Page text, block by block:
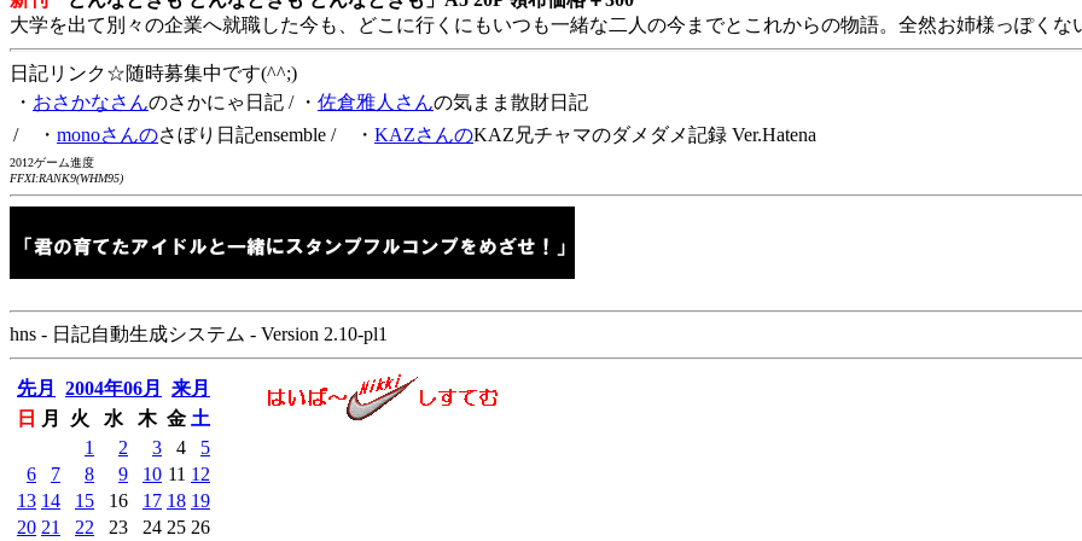
大学を出て別々の企業へ就職した今も、どこに行くにもいつも一緒な二人の今までとこれからの物語。全然お姉様っぽくな
日記リンク☆随時募集中です(^^;)
・ おさかなさんのさかにゃ日記 / ・ 佐倉雅人さんの気まま散財日記
/ ・ monoさんのさぼり日記ensemble / ・ KAZさんのKAZ兄チャマのダメダメ記録 Ver.Hatena
2012ゲーム進度
FFXI:RANK9(WHM95)
hns - 日記自動生成システム - Version 2.10-pl1
先月 2004年06月
来月
日
月 火 水 木 金 土
1
2 3 4
5
6
7 8 9 10 11 12
13 14 15 16 17 18 19
20 21 22 23 24 25 26